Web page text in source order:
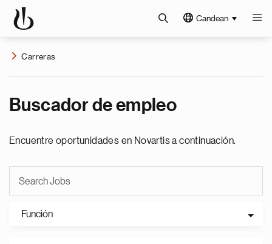
Candean
Carreras
Buscador de empleo
Encuentre oportunidades en Novartis a continuación.
Función